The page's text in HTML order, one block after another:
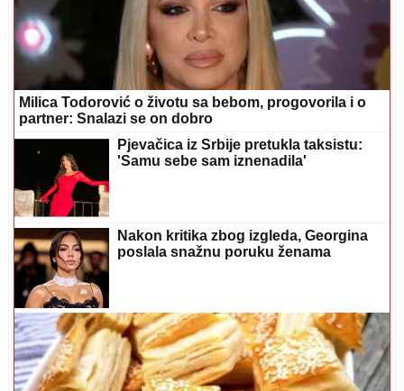
Milica Todorović o životu sa bebom, progovorila i o
partner: Snalazi se on dobro
Pjevačica iz Srbije pretukla taksistu:
'Samu sebe sam iznenadila'
Nakon kritika zbog izgleda, Georgina
poslala snažnu poruku ženama